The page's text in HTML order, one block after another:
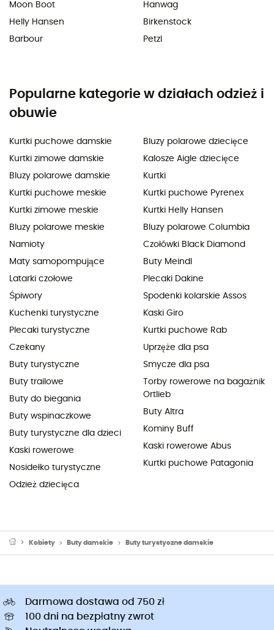
Moon Boot
Helly Hansen
Barbour
Hanwag
Birkenstock
Petzl
Popularne kategorie w działach odzież i
obuwie
Kurtki puchowe damskie
Kurtki zimowe damskie
Bluzy polarowe damskie
Kurtki puchowe meskie
Kurtki zimowe meskie
Bluzy polarowe meskie
Namioty
Maty samopompujące
Latarki czołowe
Śpiwory
Kuchenki turystyczne
Plecaki turystyczne
Czekany
Buty turystyczne
Buty trailowe
Buty do biegania
Buty wspinaczkowe
Buty turystyczne dla dzieci
Kaski rowerowe
Nosidełko turystyczne
Odzież dziecięca
Bluzy polarowe dziecięce
Kalosze Aigle dziecięce
Kurtki
Kurtki puchowe Pyrenex
Kurtki Helly Hansen
Bluzy polarowe Columbia
Czołówki Black Diamond
Buty Meindl
Plecaki Dakine
Spodenki kolarskie Assos
Kaski Giro
Kurtki puchowe Rab
Uprzęże dla psa
Smycze dla psa
Torby rowerowe na bagażnik
Ortlieb
Buty Altra
Kominy Buff
Kaski rowerowe Abus
Kurtki puchowe Patagonia
Kobiety Buty damskie Buty turystyczne damskie
Darmowa dostawa od 750 zł
100 dni na bezpłatny zwrot